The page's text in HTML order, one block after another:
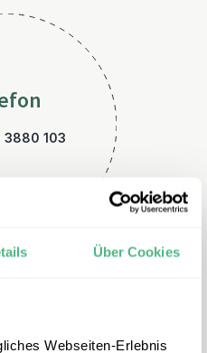
Über Cookies
Webseiten-Erlebnis
3880 103